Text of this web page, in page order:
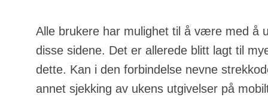
Alle brukere har mulighet til å være med å
disse sidene. Det er allerede blitt lagt til
dette. Kan i den forbindelse nevne
annet sjekking av ukens utgivelser på